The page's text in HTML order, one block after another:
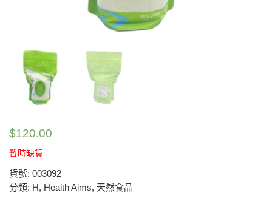
$120.00
暫時缺貨
貨號: 003092
分類: H, Health Aims, 天然食品